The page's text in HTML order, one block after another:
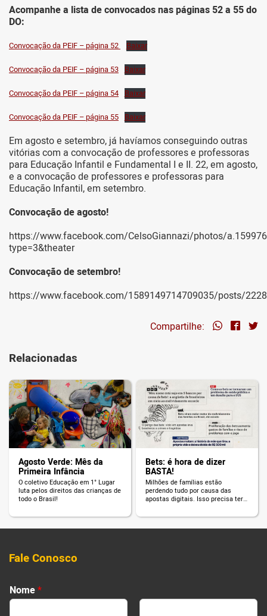
Acompanhe a lista de convocados nas páginas 52 a 55 do
DO:
Convocação da PEIF – página 52 Baixar
Convocação da PEIF – página 53 Baixar
Convocação da PEIF – página 54 Baixar
Convocação da PEIF – página 55 Baixar
Em agosto e setembro, já havíamos conseguindo outras
vitórias com a convocação de professores e professoras
para Educação Infantil e Fundamental I e II. 22, em agosto,
e a convocação de professores e professoras para
Educação Infantil, em setembro.
Convocação de agosto!
https://www.facebook.com/CelsoGiannazi/photos/
type=3&theater
Convocação de setembro!
https://www.facebook.com/1589149714709035/posts/
Compartilhe:
Relacionadas
Agosto Verde: Mês da
Primeira Infância
O coletivo Educação em 1° Lugar
luta pelos direitos das crianças de
todo o Brasil!
Bets: é hora de dizer
BASTA!
Milhões de famílias estão
perdendo tudo por causa das
apostas digitais. Isso precisa ter
Fale Conosco
*
E
Nome*